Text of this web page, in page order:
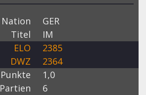
Nation
GER
Titel
IM
ELO
2385
DWZ
2364
Punkte
1,0
Partien
6